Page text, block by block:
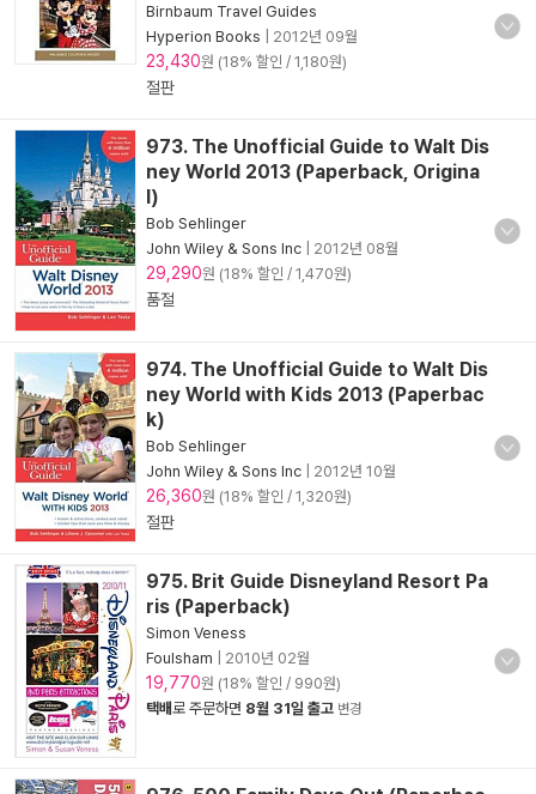
Birnbaum Travel Guides
Hyperion Books
2012년 09월
23,430원 (18% 할인 / 1,180원)
절판
973. The Unofficial Guide to Walt Dis
ney World 2013 (Paperback, Origina
l)
Bob Sehlinger
John Wiley & Sons Inc
2012년 08월
29,290원 (18% 할인 / 1,470원)
품절
974. The Unofficial Guide to Walt Dis
ney World with Kids 2013 (Paperbac
k)
Bob Sehlinger
John Wiley & Sons Inc
2012년 10월
26,360원 (18% 할인 / 1,320원)
절판
975. Brit Guide Disneyland Resort Pa
ris (Paperback)
Simon Veness
Foulsham
2010년 02월
19,770원 (18% 할인 / 990원)
택배로 주문하면 8월 31일 출고 변경